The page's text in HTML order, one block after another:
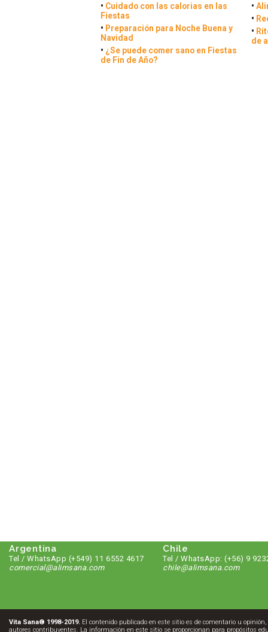
• Cuidado con las calorias en las
Fiestas
• Preparación para Noche Buena y
Navidad
• ¿Se puede comer sano en Fiestas
de Fin de Año?
•
•
•
de